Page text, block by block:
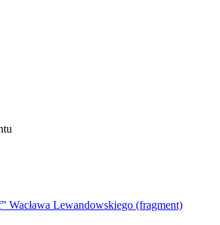
Wacława Lewandowskiego (fragment)